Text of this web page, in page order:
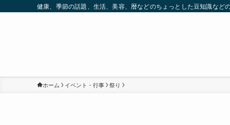
健康、季節の話題、生活、美容、暦などのちょっとした豆知識など
ホーム イベント・行事 祭り